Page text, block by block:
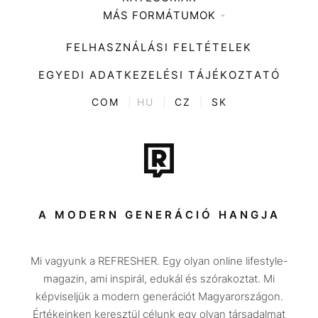
Zene
Divat
Kultúra
ENTR
Tech-Tudomány
Sport
Társadalom
Utazás
Életmód
MÁS FORMÁTUMOK
FELHASZNÁLÁSI FELTÉTELEK
EGYEDI ADATKEZELÉSI TÁJÉKOZTATÓ
COM HU CZ SK
A MODERN GENERÁCIÓ HANGJA
Mi vagyunk a REFRESHER. Egy olyan online lifestyle-
magazin, ami inspirál, edukál és szórakoztat. Mi
képviseljük a modern generációt Magyarországon.
Értékeinken keresztül célunk egy olyan társadalmat